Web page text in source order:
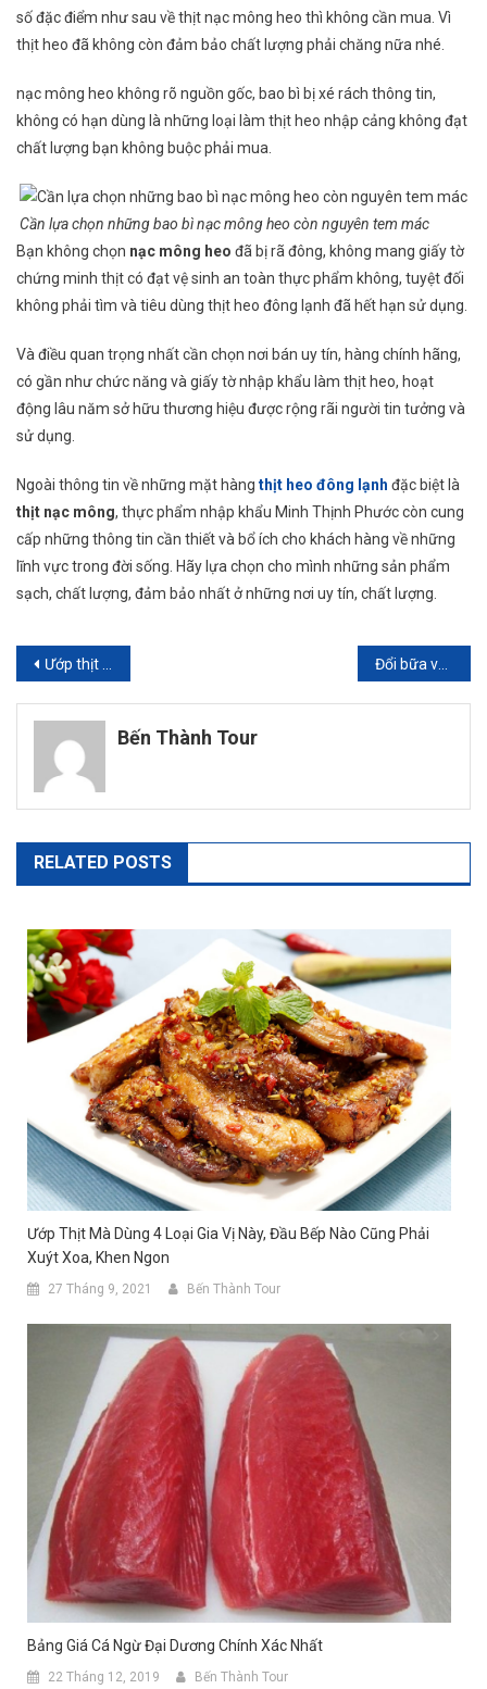
số đặc điểm như sau về thịt nạc mông heo thì không cần mua. Vì
thịt heo đã không còn đảm bảo chất lượng phải chăng nữa nhé.
nạc mông heo không rõ nguồn gốc, bao bì bị xé rách thông tin,
không có hạn dùng là những loại làm thịt heo nhập cảng không đạt
chất lượng bạn không buộc phải mua.
Cần lựa chọn những bao bì nạc mông heo còn nguyên tem mác
Bạn không chọn nạc mông heo đã bị rã đông, không mang giấy tờ
chứng minh thịt có đạt vệ sinh an toàn thực phẩm không, tuyệt đối
không phải tìm và tiêu dùng thịt heo đông lạnh đã hết hạn sử dụng.
Và điều quan trọng nhất cần chọn nơi bán uy tín, hàng chính hãng,
có gần như chức năng và giấy tờ nhập khẩu làm thịt heo, hoạt
động lâu năm sở hữu thương hiệu được rộng rãi người tin tưởng và
sử dụng.
Ngoài thông tin về những mặt hàng thịt heo đông lạnh đặc biệt là
thịt nạc mông, thực phẩm nhập khẩu Minh Thịnh Phước còn cung
cấp những thông tin cần thiết và bổ ích cho khách hàng về những
lĩnh vực trong đời sống. Hãy lựa chọn cho mình những sản phẩm
sạch, chất lượng, đảm bảo nhất ở những nơi uy tín, chất lượng.
Điều
hướng
bài
viết
Ướp thịt mà dùng 4 loại gia vị này, đầu bếp nào cũng phải xuýt xoa, khen ngon Đổi bữa với nấm đùi gà xào bơ tỏi
Bến Thành Tour
RELATED POSTS
Ướp Thịt Mà Dùng 4 Loại Gia Vị Này, Đầu Bếp Nào Cũng Phải
Xuýt Xoa, Khen Ngon
27 Tháng 9, 2021 Bến Thành Tour
Bảng Giá Cá Ngừ Đại Dương Chính Xác Nhất
22 Tháng 12, 2019 Bến Thành Tour